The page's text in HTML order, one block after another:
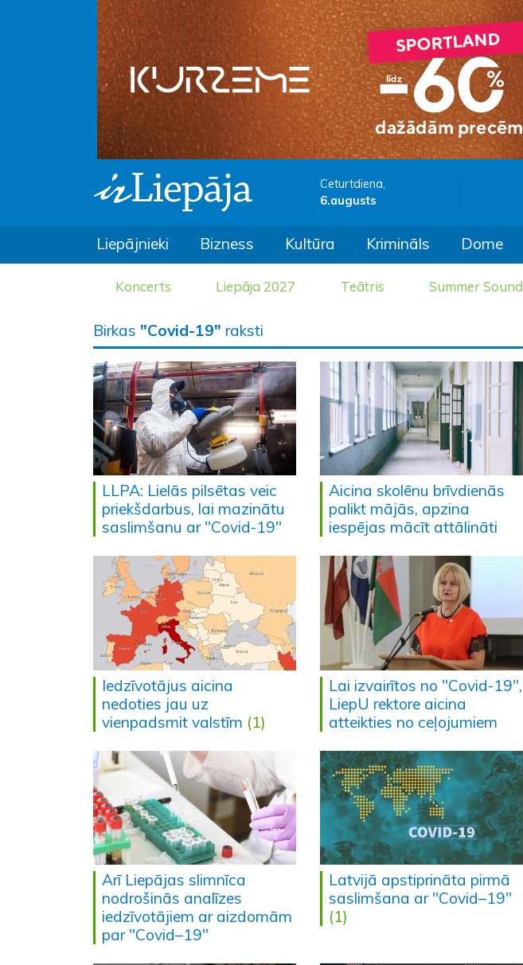
Ceturtdiena,
6.augusts
Liepājnieki Bizness Kultūra Krimināls Dome
Koncerts Liepāja 2027 Teātris Summer Sound
Birkas "Covid-19" raksti
LLPA: Lielās pilsētas veic
priekšdarbus, lai mazinātu
saslimšanu ar "Covid-19"
Aicina skolēnu brīvdienās
palikt mājās, apzina
iespējas mācīt attālināti
Iedzīvotājus aicina
nedoties jau uz
vienpadsmit valstīm (1)
Lai izvairītos no "Covid-19",
LiepU rektore aicina
atteikties no ceļojumiem
Arī Liepājas slimnīca
nodrošinās analīzes
iedzīvotājiem ar aizdomām
par "Covid–19"
Latvijā apstiprināta pirmā
saslimšana ar "Covid–19"
(1)